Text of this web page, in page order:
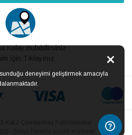
deneyimi geliştirmek amacıyla
Kolay Bulabilirsiniz
İçin Tıklayınız